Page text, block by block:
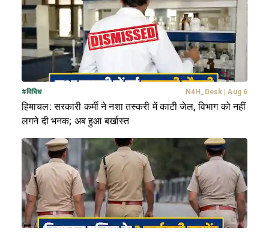
#विविध N4H_Desk | Aug 6
हिमाचल: सरकारी कर्मी ने नशा तस्करी में काटी जेल, विभाग को नहीं
लगने दी भनक; अब हुआ बर्खास्त